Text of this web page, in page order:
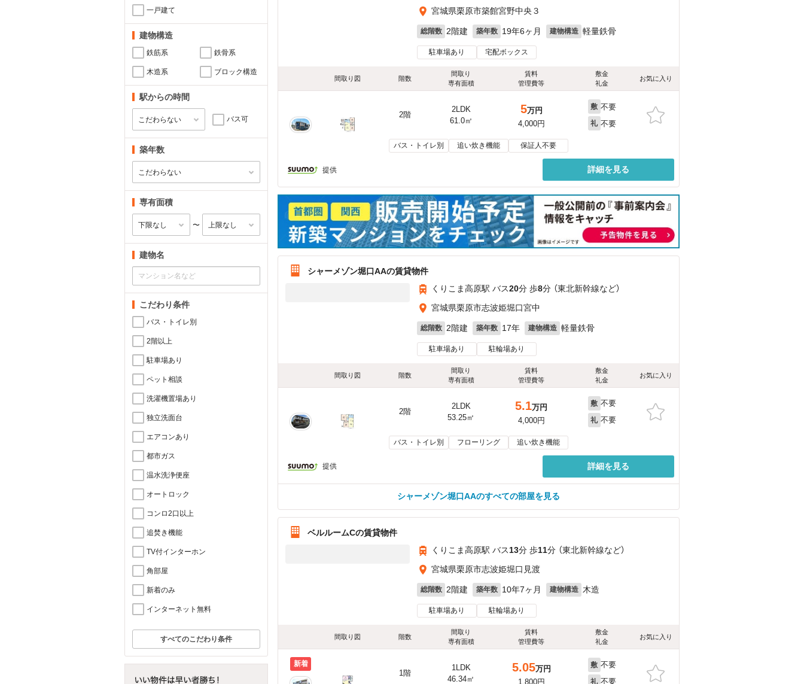
一戸建て
建物構造
鉄筋系 鉄骨系
木造系 ブロック構造
駅からの時間
バス可
築年数
専有面積
〜
建物名
こだわり条件
バス・トイレ別
2階以上
駐車場あり
ペット相談
洗濯機置場あり
独立洗面台
エアコンあり
都市ガス
温水洗浄便座
オートロック
コンロ2口以上
追焚き機能
TV付インターホン
角部屋
新着のみ
インターネット無料
すべてのこだわり条件
宮城県栗原市築館宮野中央３
総階数 2階建 築年数 19年6ヶ月 建物構造 軽量鉄骨
駐車場あり 宅配ボックス
間取り図 階数
間取り
専有面積
賃料
管理費等
敷金
礼金
お気に入り
2階
2LDK
61.0㎡
5万円
4,000円
敷 不要
礼 不要
バス・トイレ別 追い炊き機能 保証人不要
提供 詳細を見る
シャーメゾン堀口AAの賃貸物件
くりこま高原駅 バス20分 歩8分 （東北新幹線など）
宮城県栗原市志波姫堀口宮中
総階数 2階建 築年数 17年 建物構造 軽量鉄骨
駐車場あり 駐輪場あり
間取り図 階数
間取り
専有面積
賃料
管理費等
敷金
礼金
お気に入り
2階
2LDK
53.25㎡
5.1万円
4,000円
敷 不要
礼 不要
バス・トイレ別 フローリング 追い炊き機能
提供 詳細を見る
シャーメゾン堀口AAのすべての部屋を見る
ベルルームCの賃貸物件
くりこま高原駅 バス13分 歩11分 （東北新幹線など）
宮城県栗原市志波姫堀口見渡
総階数 2階建 築年数 10年7ヶ月 建物構造 木造
駐車場あり 駐輪場あり
間取り図 階数
間取り
専有面積
賃料
管理費等
敷金
礼金
お気に入り
新着
1階
1LDK
46.34㎡
5.05万円
1,800円
敷 不要
礼 不要